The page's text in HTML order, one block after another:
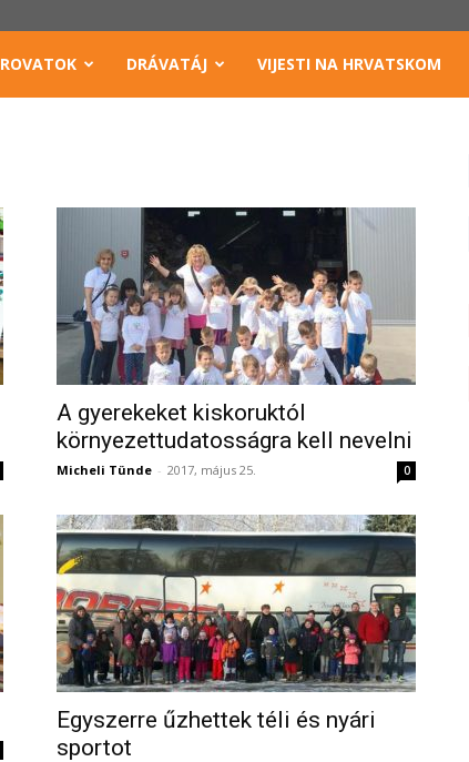
ROVATOK DRÁVATÁJ VIJESTI NA HRVATSKOM
A gyerekeket kiskoruktól
környezettudatosságra kell nevelni
Micheli Tünde - 2017, május 25. 0
Egyszerre űzhettek téli és nyári
sportot